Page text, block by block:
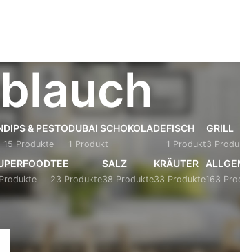
DIPS & PESTO
15 Produkte
DUBAI SCHOKOLADE
1 Produkt
FISCH
1 Produkt
GRILL
3
TEE
23 Produkte
SALZ
38 Produkte
KRÄUTER
33 Produkte163
Anzeigen 9 12